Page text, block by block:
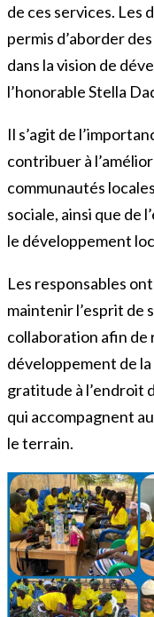
de ces services.
permis d’aborder
dans la vision de
l’honorable Stella
Il s’agit de
contribuer à
communautés
sociale, ainsi que de
le développement
Les responsables
maintenir l’esprit de
collaboration afin de
développement de
gratitude à l’endroit
qui accompagnent
le terrain.